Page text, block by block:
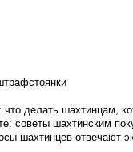
делать шахтинцам,
советы шахтинским
шахтинцев отвечают